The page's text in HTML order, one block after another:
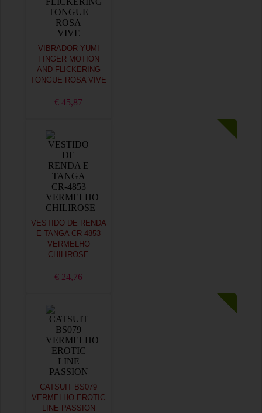
VIBRADOR YUMI
FINGER MOTION
AND FLICKERING
TONGUE ROSA VIVE
€ 45,87
VESTIDO DE RENDA
E TANGA CR-4853
VERMELHO
CHILIROSE
€ 24,76
CATSUIT BS079
VERMELHO EROTIC
LINE PASSION